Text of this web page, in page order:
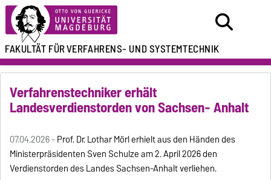
FAKULTÄT FÜRVERFAHRENS- UND SYSTEMTECHNIK
Verfahrenstechniker erhält
Landesverdienstorden von Sachsen- Anhalt
07.04.2026 -Prof. Dr. Lothar Mörl erhielt aus den Händen des
Ministerpräsidenten Sven Schulze am 2. April 2026 den
Verdienstorden des Landes Sachsen-Anhalt verliehen.